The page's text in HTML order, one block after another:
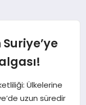
Ülkelerine
uzun süredir